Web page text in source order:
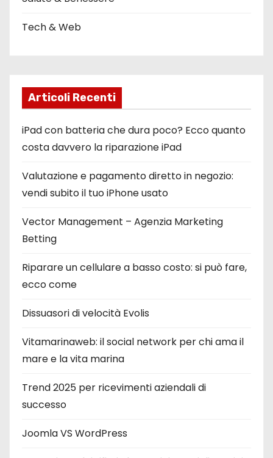
Tech & Web
Articoli Recenti
iPad con batteria che dura poco? Ecco quanto
costa davvero la riparazione iPad
Valutazione e pagamento diretto in negozio:
vendi subito il tuo iPhone usato
Vector Management – Agenzia Marketing
Betting
Riparare un cellulare a basso costo: si può fare,
ecco come
Dissuasori di velocità Evolis
Vitamarinaweb: il social network per chi ama il
mare e la vita marina
Trend 2025 per ricevimenti aziendali di
successo
Joomla VS WordPress